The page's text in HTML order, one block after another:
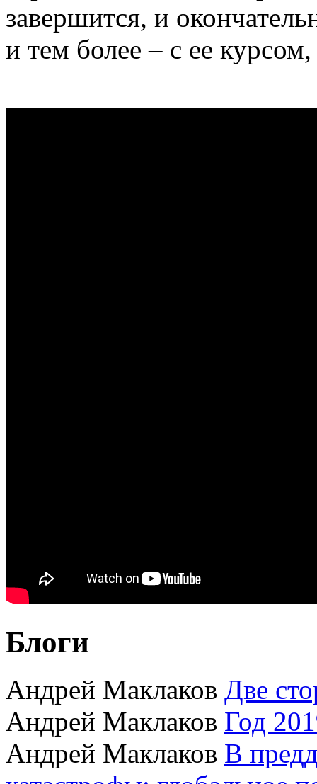
завершится, и
и тем более – с ее
Блоги
Андрей Маклаков Две
Андрей Маклаков Год
Андрей Маклаков В